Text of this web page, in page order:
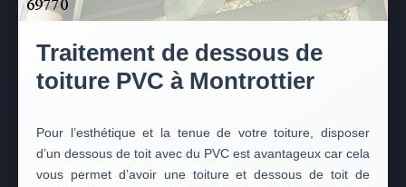
Traitement de dessous de
toiture PVC à Montrottier
Pour l’esthétique et la tenue de votre toiture, disposer
d’un dessous de toit avec du PVC est avantageux car cela
vous permet d’avoir une toiture et dessous de toit de